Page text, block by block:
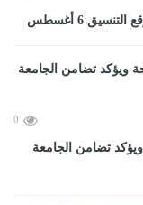
0
ويؤكد تضامن الجامعة